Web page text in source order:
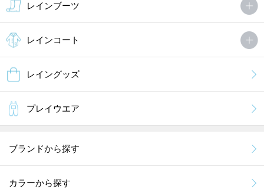
レインブーツ
レインコート
レイングッズ
プレイウエア
ブランドから探す
カラーから探す